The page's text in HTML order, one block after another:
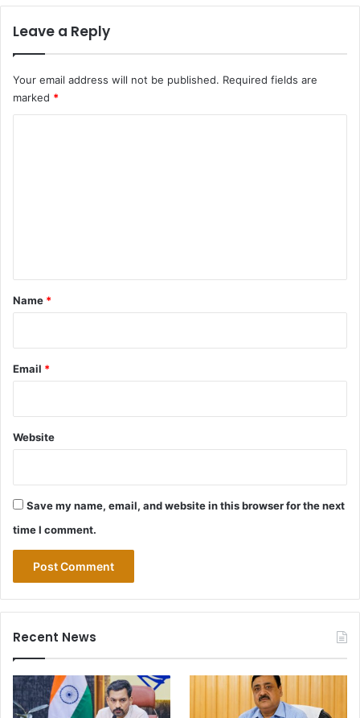
Leave a Reply
Your email address will not be published. Required fields are
marked *
*
Name *
Email *
Website
Save my name, email, and website in this browser for the next
time I comment.
Recent News